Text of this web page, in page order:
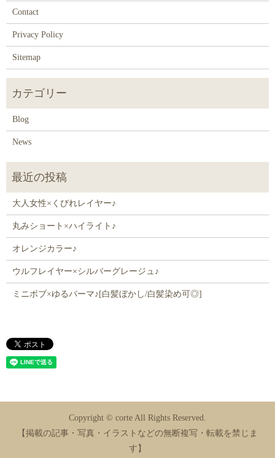
Contact
Privacy Policy
Sitemap
Blog
News
大人女性×くびれレイヤー♪
丸みショート×ハイライト♪
オレンジカラー♪
ウルフレイヤー×シルバーグレージュ♪
ミニボブ×ゆるパーマ♪[白髪ぼかし/白髪染め可◎]
Copyright © corte All Rights Reserved.
【掲載の記事・写真・イラストなどの無断複写・転載を禁じま
す】